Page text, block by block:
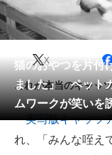
住まい
動物
会員記事
メディア
注目記事を集めた
猫のおやつを片付
ました」 ペット
ムワークが笑いを
X
これが本当のキャッ
実写版キャッツ
れ、「みんな咥え